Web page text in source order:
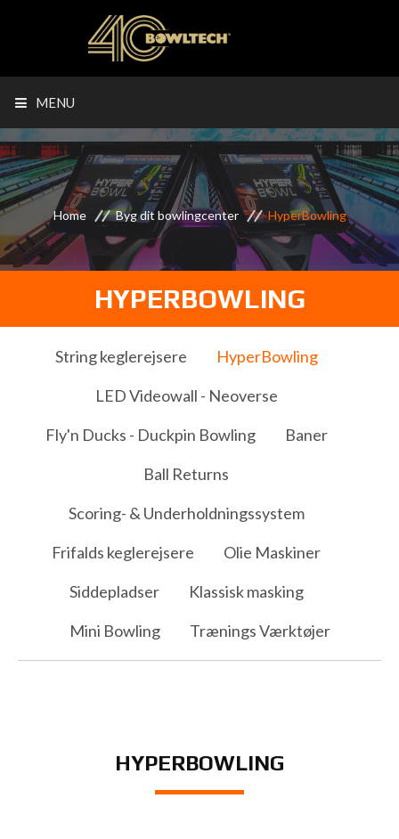
MENU
Home Byg dit bowlingcenter HyperBowling
HYPERBOWLING
String keglerejsere
HyperBowling
LED Videowall - Neoverse
Fly'n Ducks - Duckpin Bowling
Baner
Ball Returns
Scoring- & Underholdningssystem
Frifalds keglerejsere
Olie Maskiner
Siddepladser
Klassisk masking
Mini Bowling
Trænings Værktøjer
HYPERBOWLING